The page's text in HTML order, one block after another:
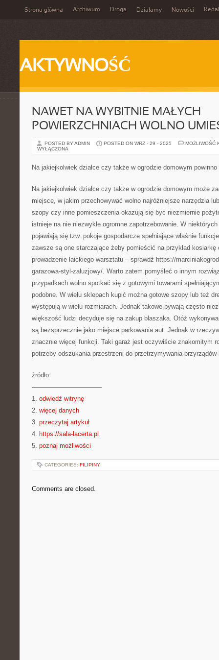
Strona główna Archiwum Droga Działamy Nowości
AKTYWNOŚĆ
NAWET NA WYBITNIE MAŁYCH
POWIERZCHNIACH WOLNO
POSTED BY ADMIN POSTED ON WRZ - 29 - 2025
MOŻLIWOŚĆ
WYŁĄCZONA
Na jakiejkolwiek działce czy także w ogrodzie domowym
Na jakiejkolwiek działce czy także w ogrodzie domowym może
miejsce, w jakim przechowywać wolno najróżniejsze narzędzia
szopy czy inne pomieszczenia okazują się być niezmiernie
istnieje na nie niezwykle ogromne zapotrzebowanie. W
pojawiają się tzw. pokoje gospodarcze spełniające właśnie
zawsze są one starczające żeby pomieścić na przykład kosiarkę
prowadzenie laickiego warsztatu – sprawdź https://
garazowa-styl-zaluzjowy/. Warto zatem pomyśleć o innym
przypadkach wolno spotkać się z gotowymi towarami
podobne. W wielu sklepach kupić można gotowe szopy lub też
występują w wielu rozmiarach. Jednak takowe bywają często
większość ludzi decyduje się na zakup blaszaka. Otóż
są bezsprzecznie jako miejsce parkowania aut. Jednak w
znacznie więcej funkcji. Taki garaż jest oczywiście znakomitym
potrzeby odszukania przestrzeni do przetrzymywania przyrządów
źródło:
———————————
1. odwiedź witrynę
2. więcej danych
3. przeczytaj artykuł
4. https://sala-lacerta.pl
5. poznaj możliwości
CATEGORIES: FILIPINY
Comments are closed.